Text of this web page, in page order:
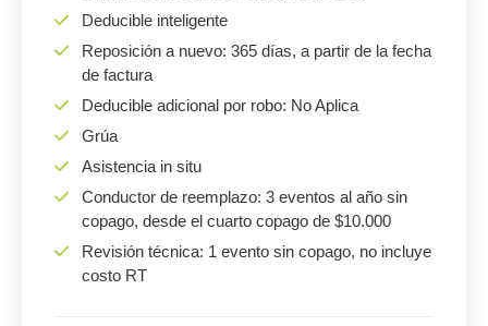
Deducible inteligente
Reposición a nuevo: 365 días, a partir de la fecha
de factura
Deducible adicional por robo: No Aplica
Grúa
Asistencia in situ
Conductor de reemplazo: 3 eventos al año sin
copago, desde el cuarto copago de $10.000
Revisión técnica: 1 evento sin copago, no incluye
costo RT